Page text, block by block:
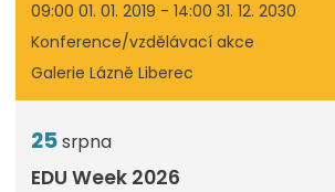
09:00 01. 01. 2019 - 14:00 31. 12. 2030
Konference/vzdělávací akce
Galerie Lázně Liberec
25srpna
EDU Week 2026